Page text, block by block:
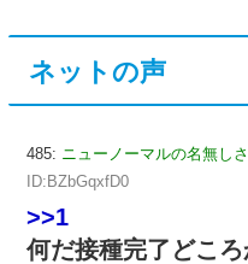
ネットの声
485: ニューノーマルの名無し
ID:BZbGqxfD0
>>1
何だ接種完了どころ